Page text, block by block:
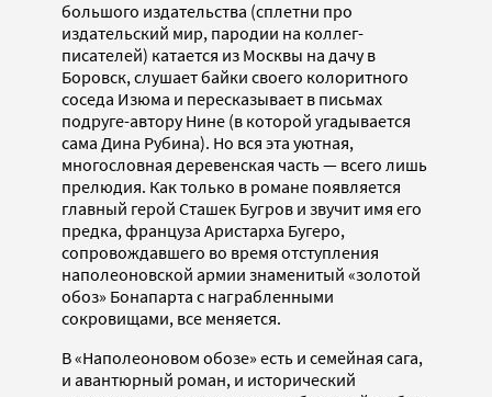
большого издательства (сплетни про
издательский мир, пародии на коллег-
писателей) катается из Москвы на дачу в
Боровск, слушает байки своего колоритного
соседа Изюма и пересказывает в письмах
подруге-автору Нине (в которой угадывается
сама Дина Рубина). Но вся эта уютная,
многословная деревенская часть — всего лишь
прелюдия. Как только в романе появляется
главный герой Сташек Бугров и звучит имя его
предка, француза Аристарха Бугеро,
сопровождавшего во время отступления
наполеоновской армии знаменитый «золотой
обоз» Бонапарта с награбленными
сокровищами, все меняется.
В «Наполеоновом обозе» есть и семейная сага,
и авантюрный роман, и исторический